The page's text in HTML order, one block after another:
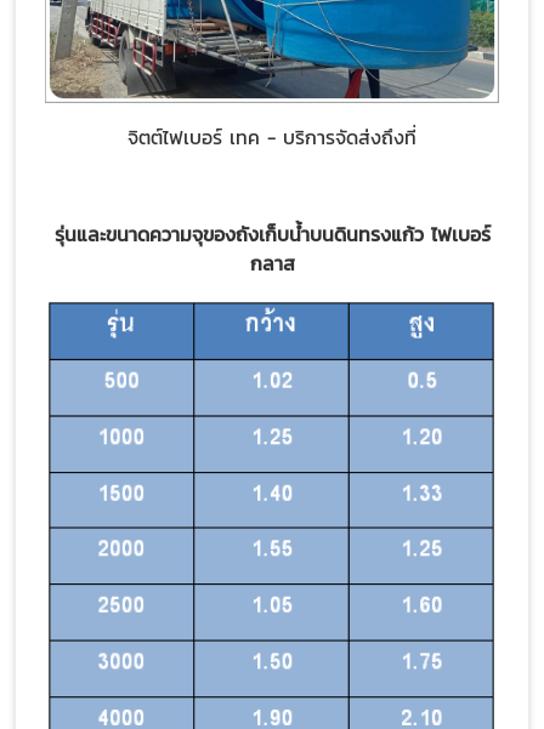
จิตต์ไฟเบอร์ เทค - บริการจัดส่งถึงที่
รุ่นและขนาดความจุของถังเก็บน้ำบนดินทรงแก้ว ไฟเบอร์
กลาส